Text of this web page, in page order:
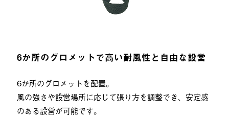
6か所のグロメットで高い耐風性と自由な設営
6か所のグロメットを配置。
風の強さや設営場所に応じて張り方を調整でき、安定感
のある設営が可能です。